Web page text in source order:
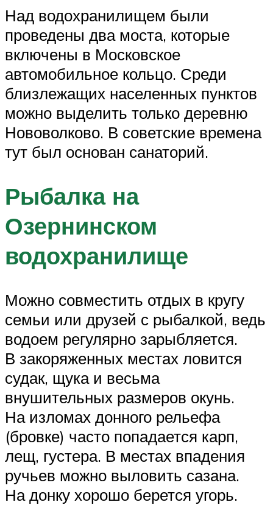
Над водохранилищем были
проведены два моста, которые
включены в Московское
автомобильное кольцо. Среди
близлежащих населенных пунктов
можно выделить только деревню
Нововолково. В советские времена
тут был основан санаторий.
Рыбалка на
Озернинском
водохранилище
Можно совместить отдых в кругу
семьи или друзей с рыбалкой, ведь
водоем регулярно зарыбляется.
В закоряженных местах ловится
судак, щука и весьма
внушительных размеров окунь.
На изломах донного рельефа
(бровке) часто попадается карп,
лещ, густера. В местах впадения
ручьев можно выловить сазана.
На донку хорошо берется угорь.